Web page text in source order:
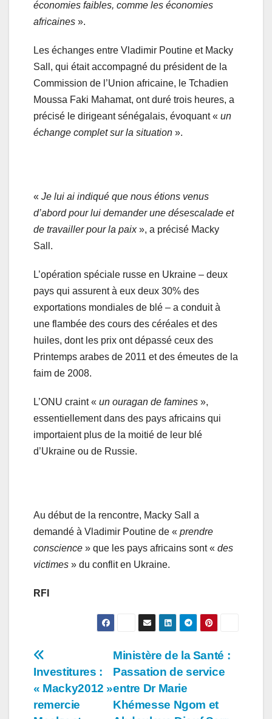
économies faibles, comme les économies
africaines ».
Les échanges entre Vladimir Poutine et Macky
Sall, qui était accompagné du président de la
Commission de l’Union africaine, le Tchadien
Moussa Faki Mahamat, ont duré trois heures, a
précisé le dirigeant sénégalais, évoquant « un
échange complet sur la situation ».
« Je lui ai indiqué que nous étions venus
d’abord pour lui demander une désescalade et
de travailler pour la paix», a précisé Macky
Sall.
L’opération spéciale russe en Ukraine – deux
pays qui assurent à eux deux 30% des
exportations mondiales de blé – a conduit à
une flambée des cours des céréales et des
huiles, dont les prix ont dépassé ceux des
Printemps arabes de 2011 et des émeutes de la
faim de 2008.
L’ONU craint « un ouragan de famines »,
essentiellement dans des pays africains qui
importaient plus de la moitié de leur blé
d’Ukraine ou de Russie.
Au début de la rencontre, Macky Sall a
demandé à Vladimir Poutine de « prendre
conscience » que les pays africains sont « des
victimes » du conflit en Ukraine.
RFI
Navigation
de
l’article
Ministère de la Santé :
Passation de service
entre Dr Marie
Khémesse Ngom et
Investitures :
« Macky2012 »
remercie